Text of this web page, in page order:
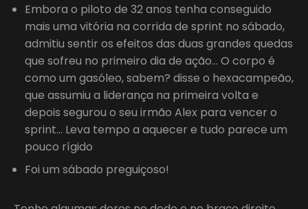
Embora o piloto de 32 anos tenha conseguido
mais uma vitória na corrida de sprint no sábado,
admitiu sentir os efeitos das duas grandes quedas
que sofreu no primeiro dia de ação… O corpo é
como um gasóleo, sabem? disse o hexacampeão,
que assumiu a liderança na primeira volta e
depois segurou o seu irmão Alex para vencer o
sprint… Leva tempo a aquecer e tudo parece um
pouco rígido
Foi um sábado preguiçoso!